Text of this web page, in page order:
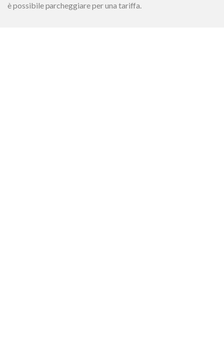
è possibile parcheggiare per una tariffa.